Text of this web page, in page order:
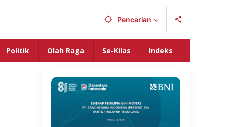
Pencarian
Politik Olah Raga Se-Kilas Indeks